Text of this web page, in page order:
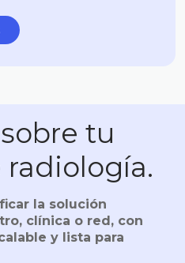
tu
la solución
clínica o red, con
y lista para